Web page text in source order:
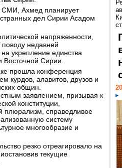
СМИ, Ахмед планирует
дел Сирии Асадом
напряженности,
недавней
укрепление единства
Сирии.
прошла конференция
курдов, алавитов, друзов и
общин.
заявлением, призывая к
конституции,
плюрализм, справедливое
систему
многообразие и
резко отреагировало на
текущие